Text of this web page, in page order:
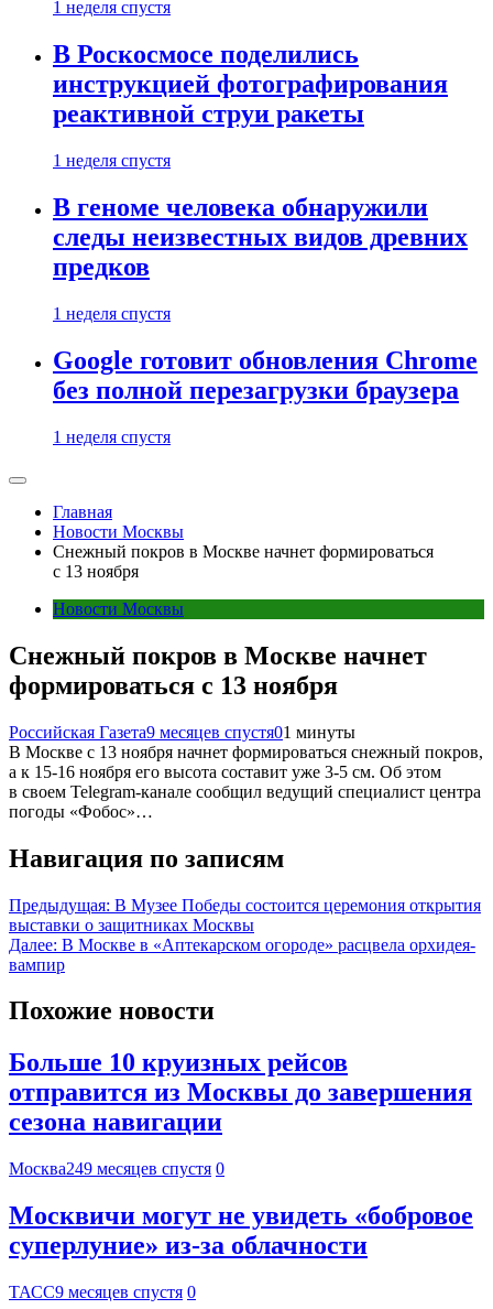
1 неделя спустя
В Роскосмосе поделились
инструкцией фотографирования
реактивной струи ракеты
1 неделя спустя
В геноме человека обнаружили
следы неизвестных видов древних
предков
1 неделя спустя
Google готовит обновления Chrome
без полной перезагрузки браузера
1 неделя спустя
Главная
Новости Москвы
Снежный покров в Москве начнет формироваться
с 13 ноября
Новости Москвы
Снежный покров в Москве начнет
формироваться с 13 ноября
Российская Газета9 месяцев спустя01 минуты
В Москве с 13 ноября начнет формироваться снежный покров,
а к 15-16 ноября его высота составит уже 3-5 см. Об этом
в своем Telegram-канале сообщил ведущий специалист центра
погоды «Фобос»…
Навигация по записям
Предыдущая: В Музее Победы состоится церемония открытия
выставки о защитниках Москвы
Далее: В Москве в «Аптекарском огороде» расцвела орхидея-
вампир
Похожие новости
Больше 10 круизных рейсов
отправится из Москвы до завершения
сезона навигации
Москва249 месяцев спустя 0
Москвичи могут не увидеть «бобровое
суперлуние» из-за облачности
ТАСС9 месяцев спустя 0